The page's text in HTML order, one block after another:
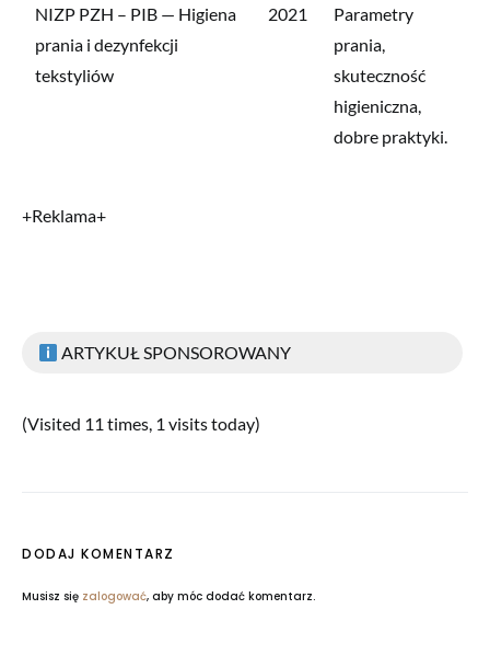
NIZP PZH – PIB — Higiena
prania i dezynfekcji
tekstyliów
2021
Parametry
prania,
skuteczność
higieniczna,
dobre praktyki.
+Reklama+
ARTYKUŁ SPONSOROWANY
(Visited 11 times, 1 visits today)
DODAJ KOMENTARZ
Musisz się zalogować, aby móc dodać komentarz.